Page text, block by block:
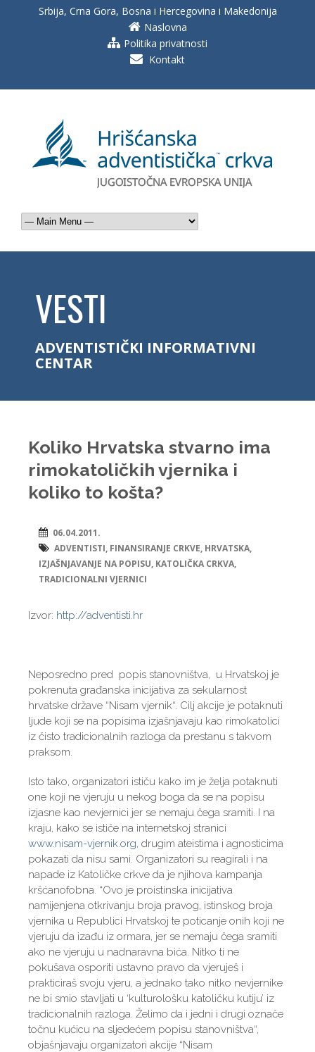
Srbija, Crna Gora, Bosna i Hercegovina i Makedonija
Naslovna
Politika privatnosti
Kontakt
VESTI
ADVENTISTIČKI INFORMATIVNI
CENTAR
Koliko Hrvatska stvarno ima
rimokatoličkih vjernika i
koliko to košta?
06.04.2011.
ADVENTISTI, FINANSIRANJE CRKVE, HRVATSKA,
IZJAŠNJAVANJE NA POPISU, KATOLIČKA CRKVA,
TRADICIONALNI VJERNICI
Izvor: http://adventisti.hr
Neposredno pred popis stanovništva, u Hrvatskoj je
pokrenuta građanska inicijativa za sekularnost
hrvatske države “Nisam vjernik“. Cilj akcije je potaknuti
ljude koji se na popisima izjašnjavaju kao rimokatolici
iz čisto tradicionalnih razloga da prestanu s takvom
praksom.
Isto tako, organizatori ističu kako im je želja potaknuti
one koji ne vjeruju u nekog boga da se na popisu
izjasne kao nevjernici jer se nemaju čega sramiti. I na
kraju, kako se ističe na internetskoj stranici
www.nisam-vjernik.org, drugim ateistima i agnosticima
pokazati da nisu sami. Organizatori su reagirali i na
napade iz Katoličke crkve da je njihova kampanja
kršćanofobna. “Ovo je proistinska inicijativa
namijenjena otkrivanju broja pravog, istinskog broja
vjernika u Republici Hrvatskoj te poticanje onih koji ne
vjeruju da izađu iz ormara, jer se nemaju čega sramiti
ako ne vjeruju u nadnaravna bića. Nitko ti ne
pokušava osporiti ustavno pravo da vjeruješ i
prakticiraš svoju vjeru, a jednako tako nitko nevjernike
ne bi smio stavljati u ‘kulturološku katoličku kutiju’ iz
tradicionalnih razloga. Želimo da i jedni i drugi označe
točnu kućicu na sljedećem popisu stanovništva“,
objašnjavaju organizatori akcije “Nisam